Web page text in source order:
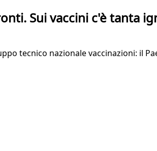
Sui vaccini c'è tanta
tecnico nazionale vaccinazioni: il